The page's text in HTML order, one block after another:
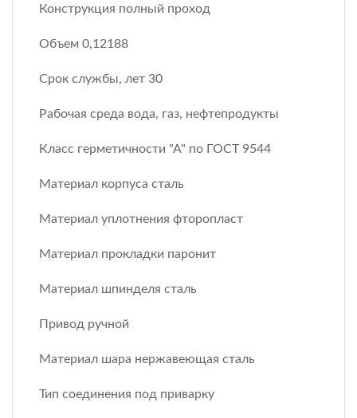
Конструкция полный проход
Объем 0,12188
Срок службы, лет 30
Рабочая среда вода, газ, нефтепродукты
Класс герметичности "А" по ГОСТ 9544
Материал корпуса сталь
Материал уплотнения фторопласт
Материал прокладки паронит
Материал шпинделя сталь
Привод ручной
Материал шара нержавеющая сталь
Тип соединения под приварку